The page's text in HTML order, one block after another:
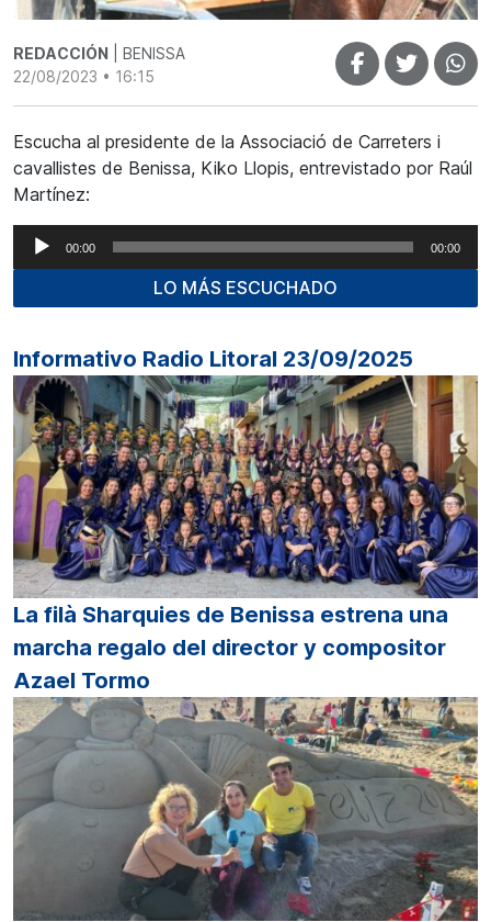
REDACCIÓN | BENISSA
22/08/2023 • 16:15
Escucha al presidente de la Associació de Carreters i
cavallistes de Benissa, Kiko Llopis, entrevistado por Raúl
Martínez:
Reproductor
00:00 00:00
LO MÁS ESCUCHADO
Informativo Radio Litoral 23/09/2025
La filà Sharquies de Benissa estrena una
marcha regalo del director y compositor
Azael Tormo